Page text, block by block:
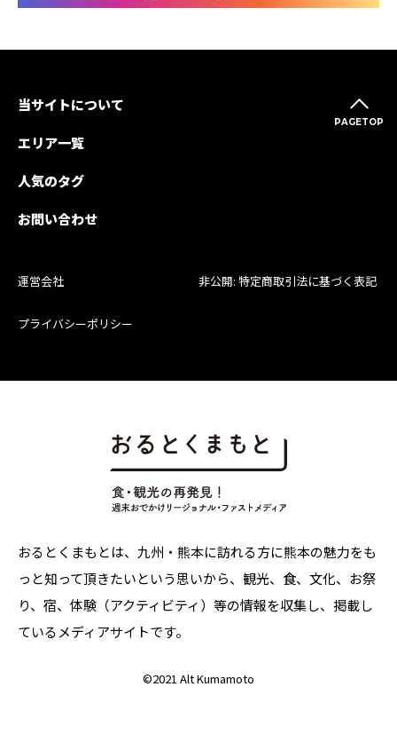
PAGETOP
当サイトについて
エリア一覧
人気のタグ
お問い合わせ
運営会社 非公開: 特定商取引法に基づく表記
プライバシーポリシー
おるとくまもとは、九州・熊本に訪れる方に熊本の魅力をも
っと知って頂きたいという思いから、観光、食、文化、お祭
り、宿、体験（アクティビティ）等の情報を収集し、掲載し
ているメディアサイトです。
©2021 Alt Kumamoto